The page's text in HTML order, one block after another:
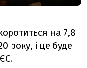
на 7,8
року, і це буде